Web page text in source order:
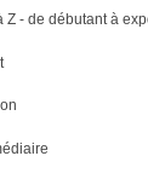
Z - de débutant à